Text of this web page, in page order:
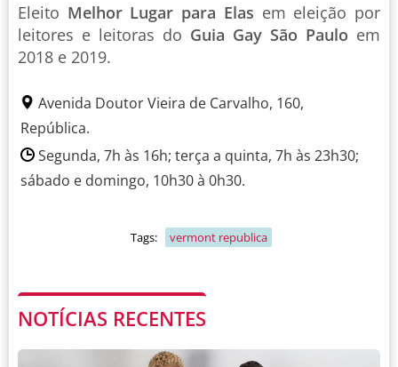
Eleito Melhor Lugar para Elas em eleição por
leitores e leitoras do Guia Gay São Paulo em
2018 e 2019.
Avenida Doutor Vieira de Carvalho, 160,
República.
Segunda, 7h às 16h; terça a quinta, 7h às 23h30;
sábado e domingo, 10h30 à 0h30.
Tags: vermont republica
NOTÍCIAS RECENTES